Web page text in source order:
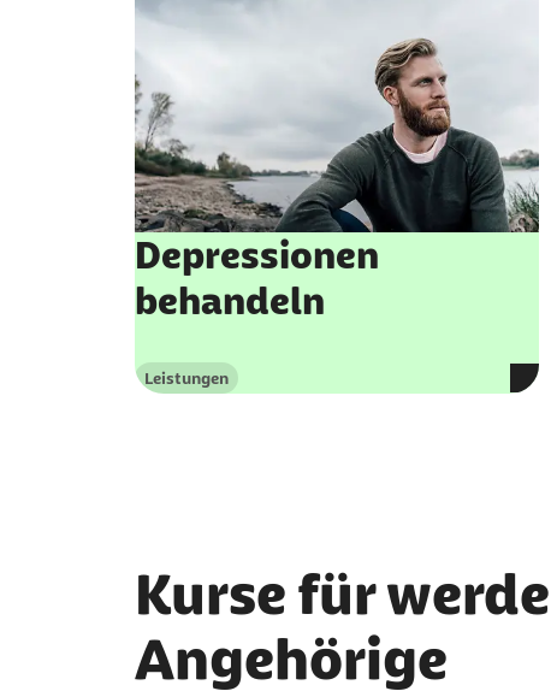
Depressionen
behandeln
Kategorie
Leistungen
Kurse für
Angehörige